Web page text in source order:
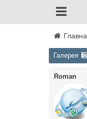
Галерея
Roman